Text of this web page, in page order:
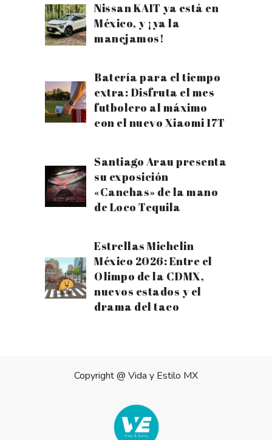
Nissan KAIT ya está en
México, y ¡ya la
manejamos!
Batería para el tiempo
extra: Disfruta el mes
futbolero al máximo
con el nuevo Xiaomi 17T
Santiago Arau presenta
su exposición
«Canchas» de la mano
de Loco Tequila
Estrellas Michelin
México 2026: Entre el
Olimpo de la CDMX,
nuevos estados y el
drama del taco
Copyright @ Vida y Estilo MX